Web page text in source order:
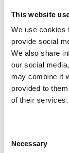
This website
We use cookies
provide social
We also share
our social
may combine it
provided to
of their services.
Selection
Necessary
5
Se
skal
Se